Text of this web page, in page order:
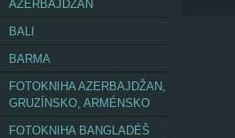
AZERBAJDŽAN
BALI
BARMA
FOTOKNIHA AZERBAJDŽAN,
GRUZÍNSKO, ARMÉNSKO
FOTOKNIHA BANGLADÉŠ